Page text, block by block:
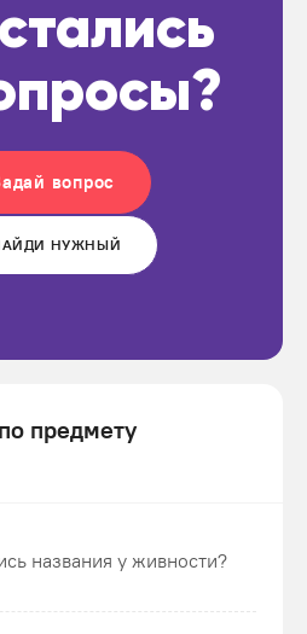
вопрос
НУЖНЫЙ
предмету
названия у живности?